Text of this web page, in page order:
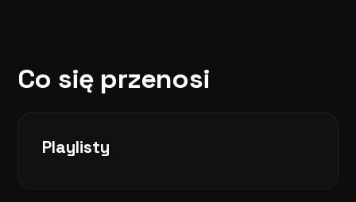
Co się przenosi
Playlisty